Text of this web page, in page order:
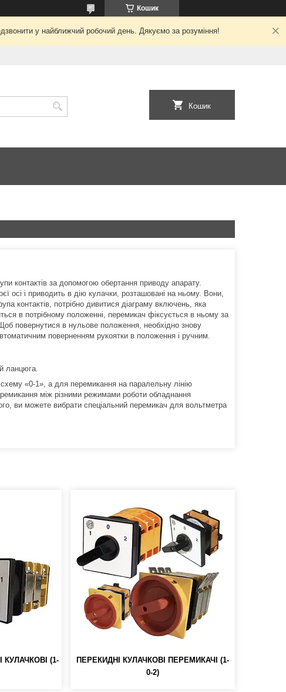
Кошик
у найближчий робочий день. Дякуємо за розуміння!
Кошик
контактів за допомогою обертання приводу апарату.
осі і приводить в дію кулачки, розташовані на ньому. Вони,
контактів, потрібно дивитися діаграму включень, яка
в потрібному положенні, перемикач фіксується в ньому за
повернутися в нульове положення, необхідно знову
поверненням рукоятки в положення і ручним.
ланцюга.
«0-1», а для перемикання на паралельну лінію
між різними режимами роботи обладнання
ви можете вибрати спеціальний перемикач для вольтметра
(1-
ПЕРЕКИДНІ КУЛАЧКОВІ ПЕРЕМИКАЧІ (1-
0-2)